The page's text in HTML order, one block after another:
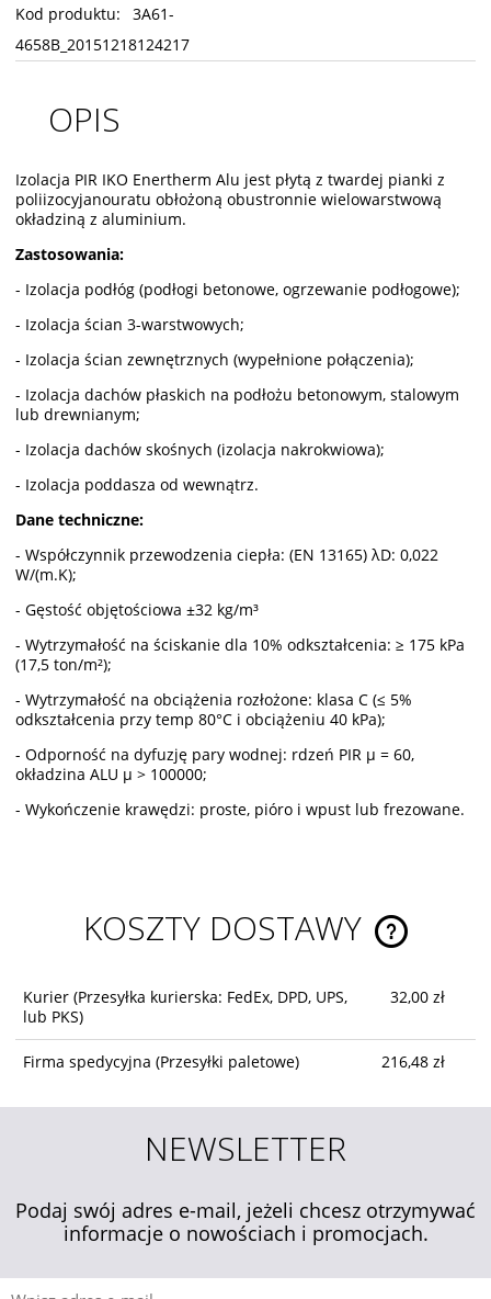
Kod produktu:
3A61-
4658B_20151218124217
OPIS
Izolacja PIR IKO Enertherm Alu jest płytą z twardej pianki z
poliizocyjanouratu obłożoną obustronnie wielowarstwową
okładziną z aluminium.
Zastosowania:
- Izolacja podłóg (podłogi betonowe, ogrzewanie podłogowe);
- Izolacja ścian 3-warstwowych;
- Izolacja ścian zewnętrznych (wypełnione połączenia);
- Izolacja dachów płaskich na podłożu betonowym, stalowym
lub drewnianym;
- Izolacja dachów skośnych (izolacja nakrokwiowa);
- Izolacja poddasza od wewnątrz.
Dane techniczne:
- Współczynnik przewodzenia ciepła: (EN 13165) λD: 0,022
W/(m.K);
- Gęstość objętościowa ±32 kg/m³
- Wytrzymałość na ściskanie dla 10% odkształcenia: ≥ 175 kPa
(17,5 ton/m²);
- Wytrzymałość na obciążenia rozłożone: klasa C (≤ 5%
odkształcenia przy temp 80°C i obciążeniu 40 kPa);
- Odporność na dyfuzję pary wodnej: rdzeń PIR µ = 60,
okładzina ALU µ > 100000;
- Wykończenie krawędzi: proste, pióro i wpust lub frezowane.
KOSZTY DOSTAWY
CENA NIE
Kurier (Przesyłka kurierska: FedEx, DPD, UPS,
lub PKS)
32,00 zł
Firma spedycyjna (Przesyłki paletowe) 216,48 zł
NEWSLETTER
Podaj swój adres e-mail, jeżeli chcesz otrzymywać
informacje o nowościach i promocjach.